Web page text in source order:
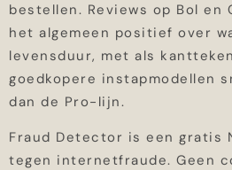
bestellen. Reviews op Bol en
het algemeen positief over
levensduur, met als
goedkopere instapmodellen
dan de Pro-lijn.
Fraud Detector is een gratis
tegen internetfraude. Geen